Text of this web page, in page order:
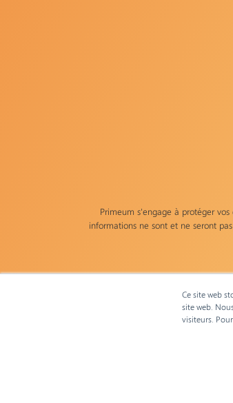
Ce site web
site web.
visiteurs.
Primeum s'engage à protéger
informations ne sont et ne seront
et les faire rectifier en